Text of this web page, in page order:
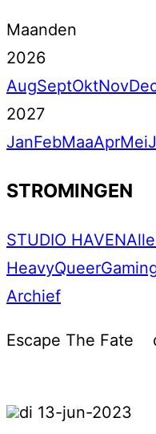
Maanden
2026
AugSeptOktNov
2027
JanFebMaaAprMei
STROMINGEN
STUDIO HAVEN
HeavyQueer
Archief
Escape The Fate
di 13-jun-2023